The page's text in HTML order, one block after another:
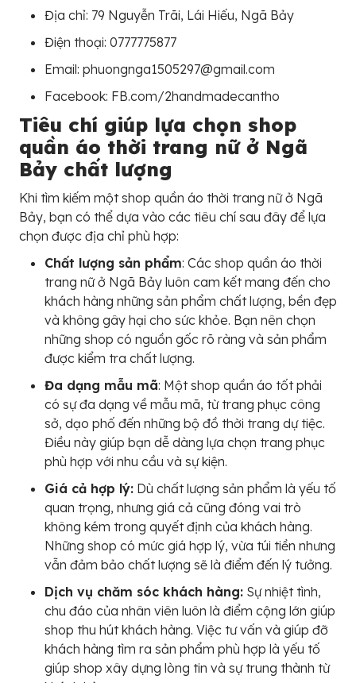
Địa chỉ: 79 Nguyễn Trãi, Lái Hiếu, Ngã Bảy
Điện thoại: 0777775877
Email: phuongnga1505297@gmail.com
Facebook: FB.com/2handmadecantho
Tiêu chí giúp lựa chọn shop
quần áo thời trang nữ ở Ngã
Bảy chất lượng
Khi tìm kiếm một shop quần áo thời trang nữ ở Ngã
Bảy, bạn có thể dựa vào các tiêu chí sau đây để lựa
chọn được địa chỉ phù hợp:
Chất lượng sản phẩm: Các shop quần áo thời
trang nữ ở Ngã Bảy luôn cam kết mang đến cho
khách hàng những sản phẩm chất lượng, bền đẹp
và không gây hại cho sức khỏe. Bạn nên chọn
những shop có nguồn gốc rõ ràng và sản phẩm
được kiểm tra chất lượng.
Đa dạng mẫu mã: Một shop quần áo tốt phải
có sự đa dạng về mẫu mã, từ trang phục công
sở, dạo phố đến những bộ đồ thời trang dự tiệc.
Điều này giúp bạn dễ dàng lựa chọn trang phục
phù hợp với nhu cầu và sự kiện.
Giá cả hợp lý: Dù chất lượng sản phẩm là yếu tố
quan trọng, nhưng giá cả cũng đóng vai trò
không kém trong quyết định của khách hàng.
Những shop có mức giá hợp lý, vừa túi tiền nhưng
vẫn đảm bảo chất lượng sẽ là điểm đến lý tưởng.
Dịch vụ chăm sóc khách hàng: Sự nhiệt tình,
chu đáo của nhân viên luôn là điểm cộng lớn giúp
shop thu hút khách hàng. Việc tư vấn và giúp đỡ
khách hàng tìm ra sản phẩm phù hợp là yếu tố
giúp shop xây dựng lòng tin và sự trung thành từ